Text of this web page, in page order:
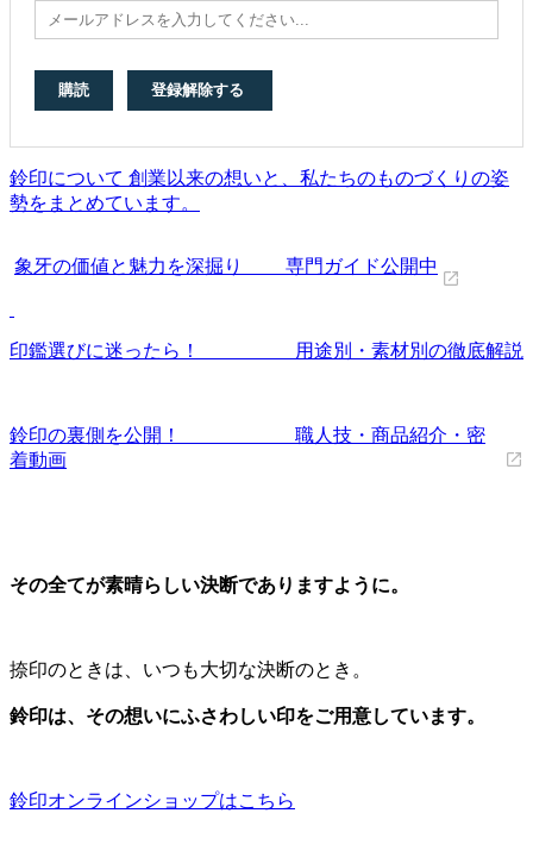
鈴印について 創業以来の想いと、私たちのものづくりの姿
勢をまとめています。
象牙の価値と魅力を深掘り 専門ガイド公開中
印鑑選びに迷ったら！ 用途別・素材別の徹底解説
鈴印の裏側を公開！ 職人技・商品紹介・密
着動画
その全てが素晴らしい決断でありますように。
捺印のときは、いつも大切な決断のとき。
鈴印は、その想いにふさわしい印をご用意しています。
鈴印オンラインショップはこちら